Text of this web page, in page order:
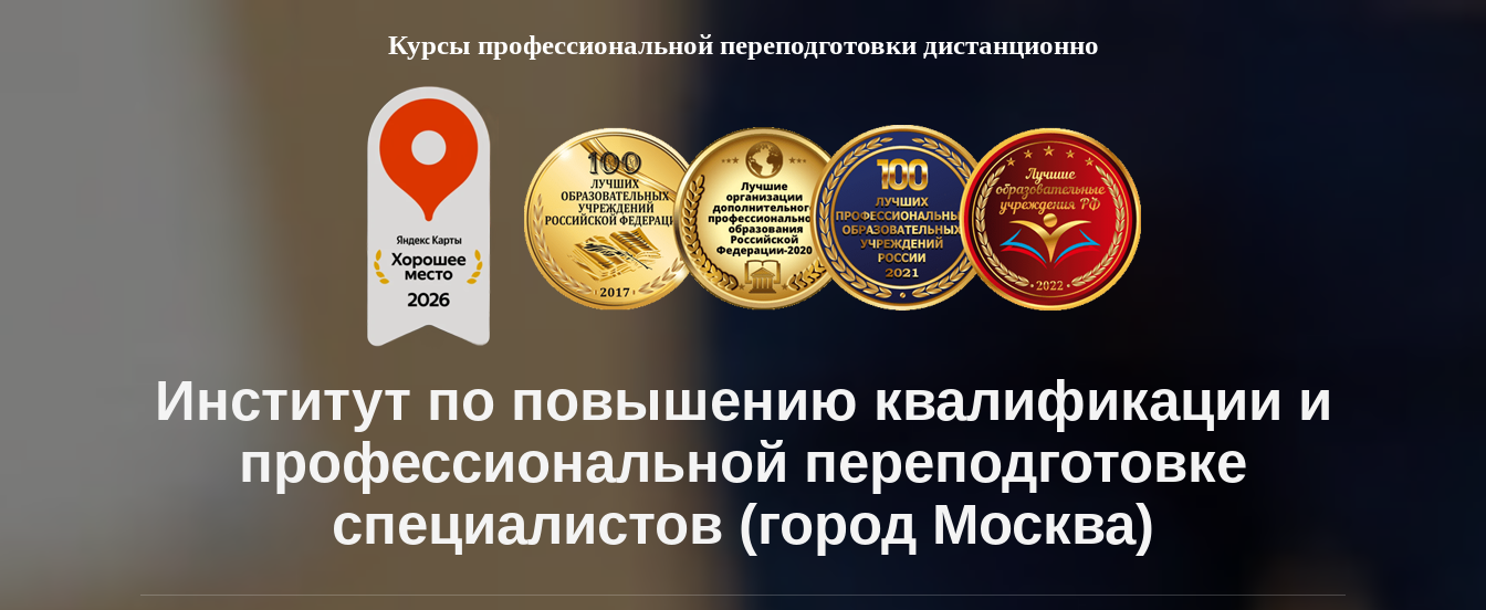
Курсы профессиональной переподготовки дистанционно
Институт по повышению квалификации и
профессиональной переподготовке
специалистов (город Москва)